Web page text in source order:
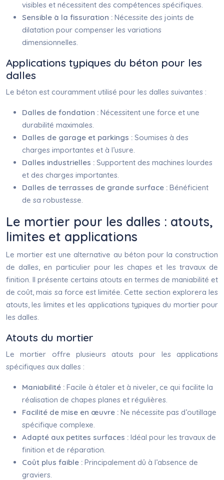
visibles et nécessitent des compétences spécifiques.
Sensible à la fissuration : Nécessite des joints de
dilatation pour compenser les variations
dimensionnelles.
Applications typiques du béton pour les
dalles
Le béton est couramment utilisé pour les dalles suivantes :
Dalles de fondation : Nécessitent une force et une
durabilité maximales.
Dalles de garage et parkings : Soumises à des
charges importantes et à l’usure.
Dalles industrielles : Supportent des machines lourdes
et des charges importantes.
Dalles de terrasses de grande surface : Bénéficient
de sa robustesse.
Le mortier pour les dalles : atouts,
limites et applications
Le mortier est une alternative au béton pour la construction
de dalles, en particulier pour les chapes et les travaux de
finition. Il présente certains atouts en termes de maniabilité et
de coût, mais sa force est limitée. Cette section explorera les
atouts, les limites et les applications typiques du mortier pour
les dalles.
Atouts du mortier
Le mortier offre plusieurs atouts pour les applications
spécifiques aux dalles :
Maniabilité : Facile à étaler et à niveler, ce qui facilite la
réalisation de chapes planes et régulières.
Facilité de mise en œuvre : Ne nécessite pas d’outillage
spécifique complexe.
Adapté aux petites surfaces : Idéal pour les travaux de
finition et de réparation.
Coût plus faible : Principalement dû à l’absence de
graviers.